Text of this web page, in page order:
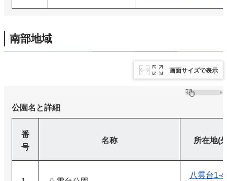
南部地域
画面サイズで表示
公園名と詳細
番
号
名称 所在地(
八雲台1-